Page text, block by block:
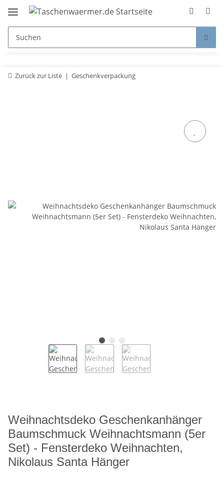
Zurück zur Liste Geschenkverpackung
Weihnachtsdeko Geschenkanhänger
Baumschmuck Weihnachtsmann (5er
Set) - Fensterdeko Weihnachten,
Nikolaus Santa Hänger